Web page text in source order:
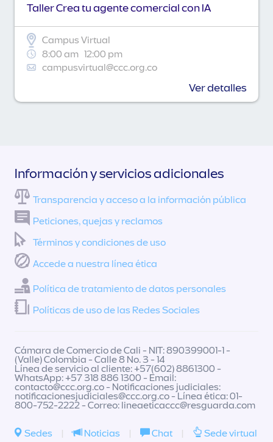
Taller Crea tu agente comercial con IA
Campus Virtual
8:00 am 12:00 pm
campusvirtual@ccc.org.co
Ver detalles
Información y servicios adicionales
Transparencia y acceso a la información pública
Peticiones, quejas y reclamos
Términos y condiciones de uso
Accede a nuestra línea ética
Política de tratamiento de datos personales
Políticas de uso de las Redes Sociales
Cámara de Comercio de Cali - NIT: 890399001-1 -
(Valle) Colombia - Calle 8 No. 3 - 14
Línea de servicio al cliente: +57(602) 8861300 -
WhatsApp: +57 318 886 1300 - Email:
contacto@ccc.org.co- Notificaciones judiciales:
notificacionesjudiciales@ccc.org.co- Línea ética: 01-
800-752-2222 - Correo: lineaeticaccc@resguarda.com
Sedes | Noticias | Chat | Sede virtual